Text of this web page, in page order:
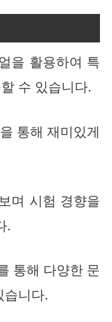
을 활용하여 특
수 있습니다.
통해 재미있게
며 시험 경향을
.
통해 다양한 문
습니다.